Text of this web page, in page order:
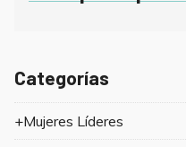
Categorías
+Mujeres Líderes